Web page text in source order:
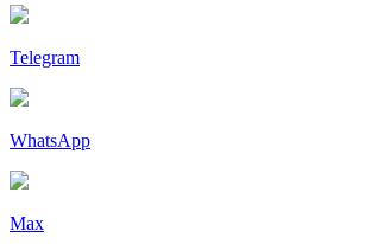
Telegram
WhatsApp
Max